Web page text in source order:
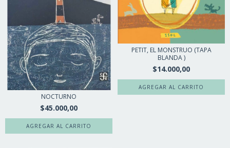
NOCTURNO
$45.000,00
PETIT, EL MONSTRUO (TAPA
BLANDA )
$14.000,00